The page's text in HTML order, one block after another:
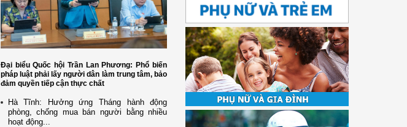
Đại biểu Quốc hội Trần Lan Phương: Phổ biến
pháp luật phải lấy người dân làm trung tâm, bảo
đảm quyền tiếp cận thực chất
Hà Tĩnh: Hưởng ứng Tháng hành động
phòng, chống mua bán người bằng nhiều
hoạt động...